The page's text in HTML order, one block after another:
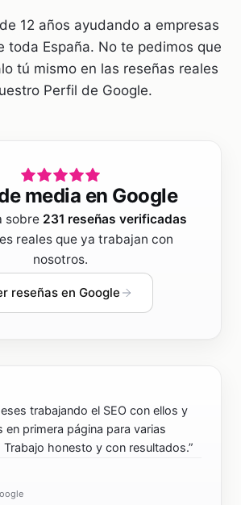
12 años ayudando a empresas
toda España. No te pedimos que
tú mismo en las reseñas reales
Perfil de Google.
media en Google
sobre 231 reseñas verificadas
reales que ya trabajan con
nosotros.
reseñas en Google
trabajando el SEO con ellos y
en primera página para varias
Trabajo honesto y con resultados.”